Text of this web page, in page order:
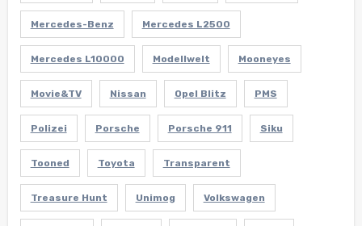
Mercedes-Benz Mercedes L2500
Mercedes L10000 Modellwelt Mooneyes
Movie&TV Nissan Opel Blitz PMS
Polizei Porsche Porsche 911 Siku
Tooned Toyota Transparent
Treasure Hunt Unimog Volkswagen